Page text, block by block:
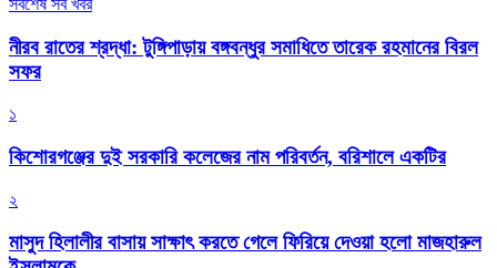
নীরব রাতের শ্রদ্ধা: টুঙ্গিপাড়ায় বঙ্গবন্ধুর সমাধিতে তারেক রহমানের বিরল
সফর
১
কিশোরগঞ্জের দুই সরকারি কলেজের নাম পরিবর্তন, বরিশালে একটির
২
মাসুদ হিলালীর বাসায় সাক্ষাৎ করতে গেলে ফিরিয়ে দেওয়া হলো মাজহারুল